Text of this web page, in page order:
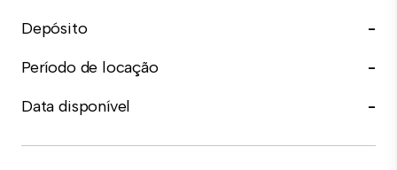
Depósito
-
Período de locação
-
Data disponível
-